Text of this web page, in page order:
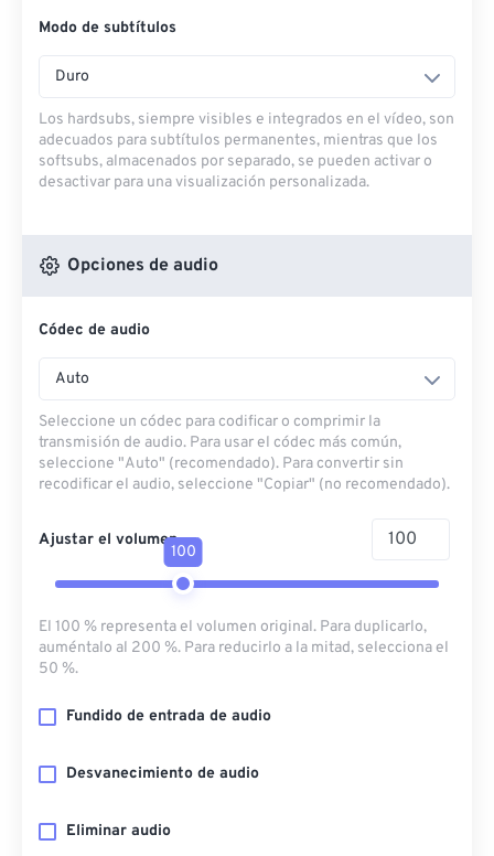
Modo de subtítulos
Duro
Los hardsubs, siempre visibles e integrados en el vídeo, son
adecuados para subtítulos permanentes, mientras que los
softsubs, almacenados por separado, se pueden activar o
desactivar para una visualización personalizada.
Opciones de audio
Códec de audio
Auto
Seleccione un códec para codificar o comprimir la
transmisión de audio. Para usar el códec más común,
seleccione "Auto" (recomendado). Para convertir sin
recodificar el audio, seleccione "Copiar" (no recomendado).
Ajustar el volumen
100
El 100 % representa el volumen original. Para duplicarlo,
auméntalo al 200 %. Para reducirlo a la mitad, selecciona el
50 %.
Fundido de entrada de audio
Desvanecimiento de audio
Eliminar audio